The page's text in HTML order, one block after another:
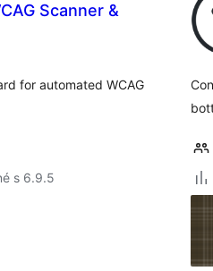
Scanner &
for automated WCAG
s 6.9.5